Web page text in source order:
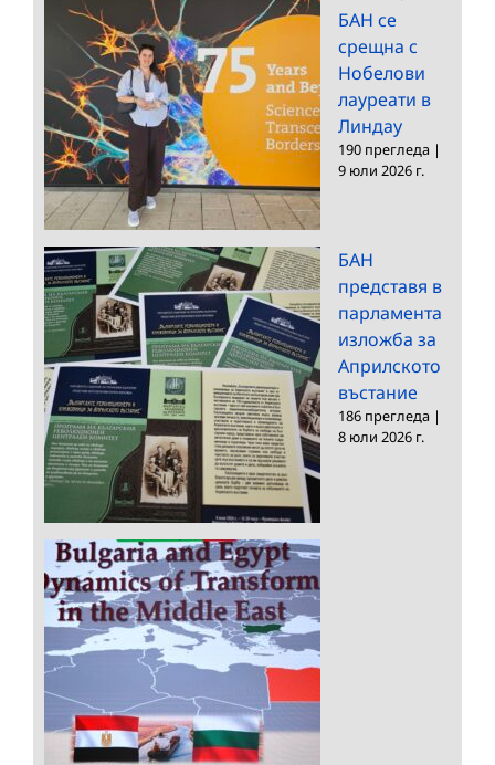
БАН се
срещна с
Нобелови
лауреати в
Линдау
190 прегледа |
9 юли 2026 г.
БАН
представя в
парламента
изложба за
Априлското
въстание
186 прегледа |
8 юли 2026 г.